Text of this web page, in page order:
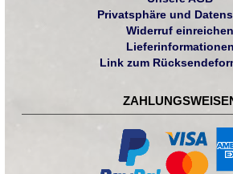
Privatsphäre und
Widerruf einreichen
Lieferinformationen
Link zum